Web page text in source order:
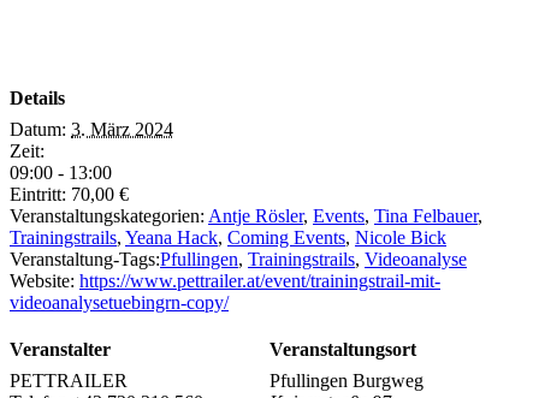
Details
Datum: 3. März 2024
Zeit:
09:00 - 13:00
Eintritt: 70,00 €
Veranstaltungskategorien: Antje Rösler, Events, Tina Felbauer,
Trainingstrails, Yeana Hack, Coming Events, Nicole Bick
Veranstaltung-Tags:Pfullingen, Trainingstrails, Videoanalyse
Website: https://www.pettrailer.at/event/trainingstrail-mit-
videoanalysetuebingrn-copy/
Veranstaltungsort
Pfullingen Burgweg
Veranstalter
PETTRAILER